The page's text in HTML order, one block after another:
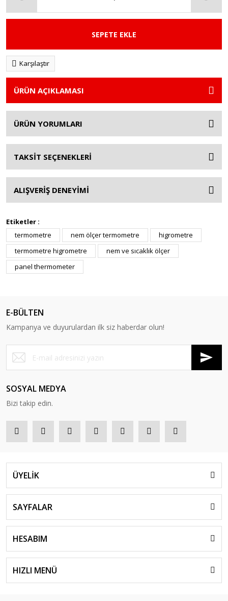
SEPETE EKLE
Karşılaştır
ÜRÜN AÇIKLAMASI
ÜRÜN YORUMLARI
TAKSİT SEÇENEKLERİ
ALIŞVERİŞ DENEYİMİ
Etiketler :
termometre
nem ölçer termometre
higrometre
termometre higrometre
nem ve sıcaklık ölçer
panel thermometer
E-BÜLTEN
Kampanya ve duyurulardan ilk siz haberdar olun!
SOSYAL MEDYA
Bizi takip edin.
ÜYELİK
SAYFALAR
HESABIM
HIZLI MENÜ